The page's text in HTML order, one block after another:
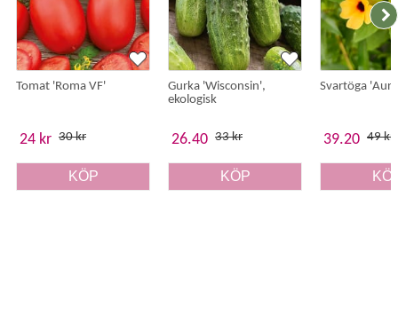
Tomat 'Roma VF'
24 kr 30 kr
KÖP
Gurka 'Wisconsin',
ekologisk
26.40 33 kr
KÖP
Svartöga
39.20 49 kr